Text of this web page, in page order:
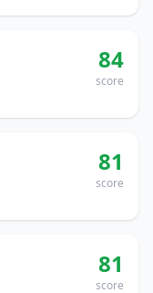
84
score
81
score
81
score